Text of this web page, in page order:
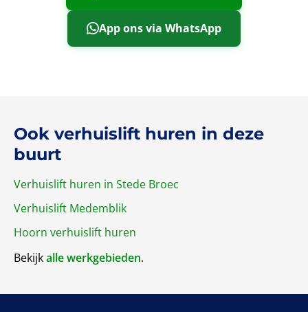
App ons via WhatsApp
Ook verhuislift huren in deze
buurt
Verhuislift huren in Stede Broec
Verhuislift Medemblik
Hoorn verhuislift huren
Bekijkalle werkgebieden.